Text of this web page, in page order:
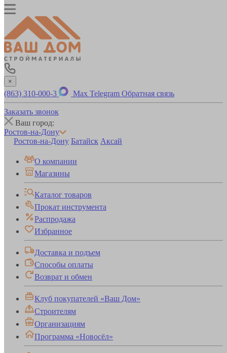
×
(863) 310-000-3 Max Telegram Обратная связь
Заказать звонок
Ваш город:
Ростов-на-Дону
Ростов-на-Дону Батайск Аксай
О компании
Магазины
Каталог товаров
Прокат инструмента
Распродажа
Избранное
Доставка и подъем
Способы оплаты
Возврат и обмен
Клуб покупателей «Ваш Дом»
Строителям
Организациям
Программа «Новосёл»